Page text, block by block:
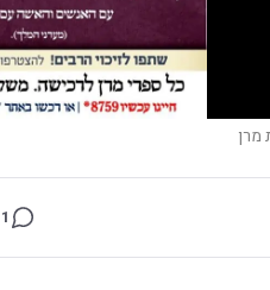
מרן
1